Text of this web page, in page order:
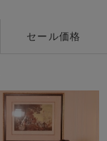
セール価格